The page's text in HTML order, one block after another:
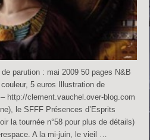
parution : mai 2009 50 pages N&B
5 euros Illustration de
http://clement.vauchel.over-blog.com
le SFFF Présences d’Esprits
la tournée n°58 pour plus de détails)
A la mi-juin, le vieil …